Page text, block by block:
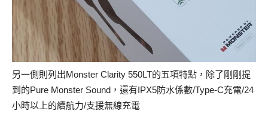
另一側則列出Monster Clarity 550LT的五項特點，除了剛剛提
到的Pure Monster Sound，還有IPX5防水係數/Type-C充電/24
小時以上的續航力/支援無線充電